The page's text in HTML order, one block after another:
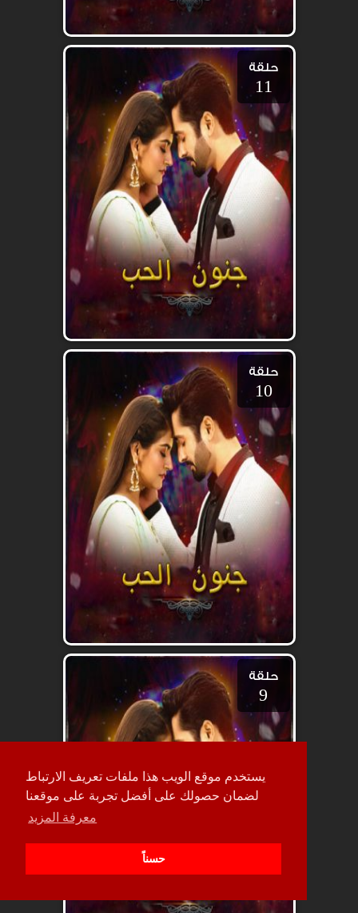
يستخدم موقع الويب هذا ملفات تعريف الارتباط
لضمان حصولك على أفضل تجربة على موقعنا
معرفة المزيد
حسناً
حلقة
11
حلقة
10
حلقة
9